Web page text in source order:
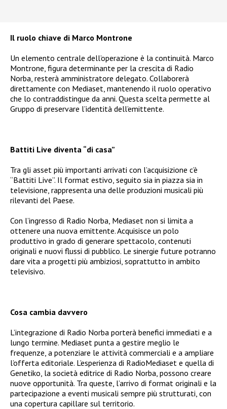
Il ruolo chiave di Marco Montrone
Un elemento centrale dell’operazione è la continuità. Marco
Montrone, figura determinante per la crescita di Radio
Norba, resterà amministratore delegato. Collaborerà
direttamente con Mediaset, mantenendo il ruolo operativo
che lo contraddistingue da anni. Questa scelta permette al
Gruppo di preservare l’identità dell’emittente.
Battiti Live diventa “di casa”
Tra gli asset più importanti arrivati con l’acquisizione c’è
“Battiti Live”. Il format estivo, seguito sia in piazza sia in
televisione, rappresenta una delle produzioni musicali più
rilevanti del Paese.
Con l’ingresso di Radio Norba, Mediaset non si limita a
ottenere una nuova emittente. Acquisisce un polo
produttivo in grado di generare spettacolo, contenuti
originali e nuovi flussi di pubblico. Le sinergie future potranno
dare vita a progetti più ambiziosi, soprattutto in ambito
televisivo.
Cosa cambia davvero
L’integrazione di Radio Norba porterà benefici immediati e a
lungo termine. Mediaset punta a gestire meglio le
frequenze, a potenziare le attività commerciali e a ampliare
l’offerta editoriale. L’esperienza di RadioMediaset e quella di
Genetiko, la società editrice di Radio Norba, possono creare
nuove opportunità. Tra queste, l’arrivo di format originali e la
partecipazione a eventi musicali sempre più strutturati, con
una copertura capillare sul territorio.